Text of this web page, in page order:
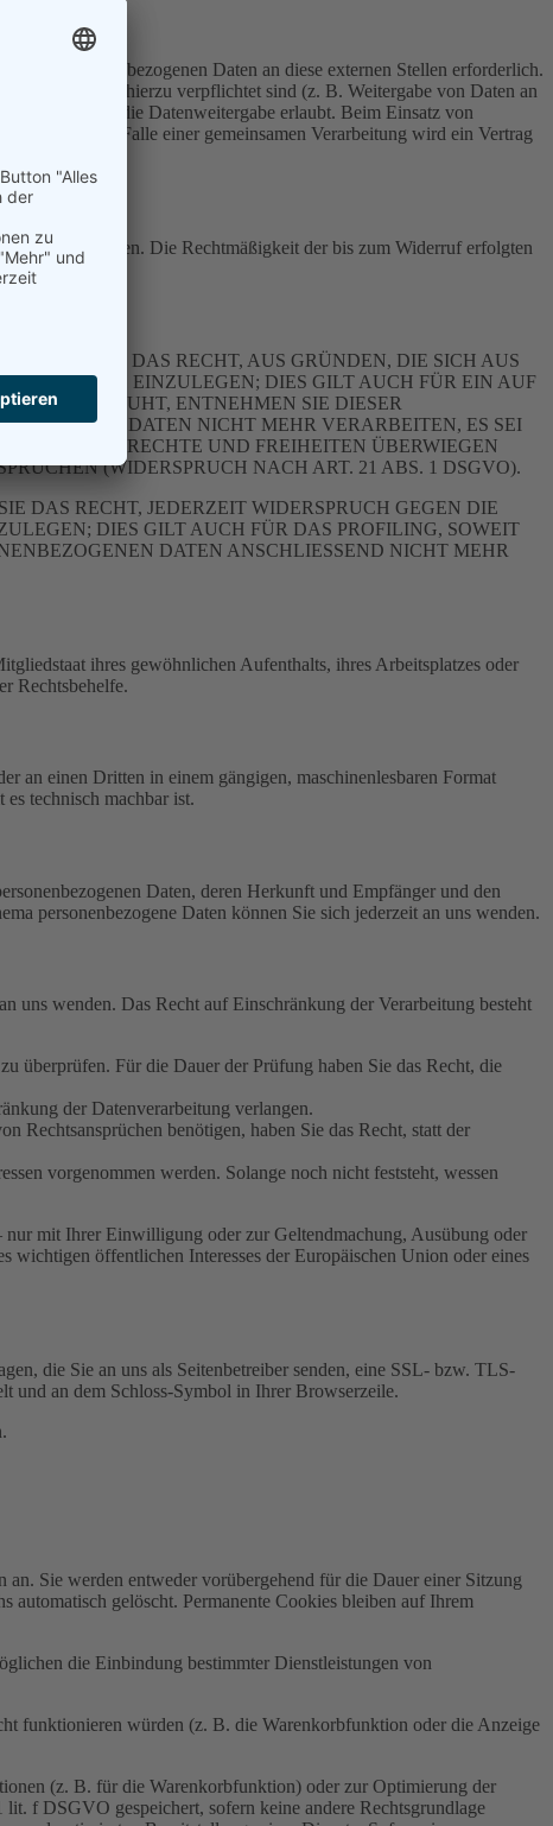
von personenbezogenen Daten an diese externen Stellen erforderlich.
wir gesetzlich hierzu verpflichtet sind (z. B. Weitergabe von Daten an
die Datenweitergabe erlaubt. Beim Einsatz von
weiter. Im Falle einer gemeinsamen Verarbeitung wird ein Vertrag
widerrufen. Die Rechtmäßigkeit der bis zum Widerruf erfolgten
JEDERZEIT DAS RECHT, AUS GRÜNDEN, DIE SICH AUS
EINZULEGEN; DIES GILT AUCH FÜR EIN AUF
BERUHT, ENTNEHMEN SIE DIESER
DATEN NICHT MEHR VERARBEITEN, ES SEI
RECHTE UND FREIHEITEN ÜBERWIEGEN
(WIDERSPRUCH NACH ART. 21 ABS. 1 DSGVO).
DAS RECHT, JEDERZEIT WIDERSPRUCH GEGEN DIE
DIES GILT AUCH FÜR DAS PROFILING, SOWEIT
DATEN ANSCHLIESSEND NICHT MEHR
ihres gewöhnlichen Aufenthalts, ihres Arbeitsplatzes oder
Rechtsbehelfe.
an einen Dritten in einem gängigen, maschinenlesbaren Format
technisch machbar ist.
Daten, deren Herkunft und Empfänger und den
personenbezogene Daten können Sie sich jederzeit an uns wenden.
uns wenden. Das Recht auf Einschränkung der Verarbeitung besteht
überprüfen. Für die Dauer der Prüfung haben Sie das Recht, die
der Datenverarbeitung verlangen.
Rechtsansprüchen benötigen, haben Sie das Recht, statt der
vorgenommen werden. Solange noch nicht feststeht, wessen
nur mit Ihrer Einwilligung oder zur Geltendmachung, Ausübung oder
wichtigen öffentlichen Interesses der Europäischen Union oder eines
die Sie an uns als Seitenbetreiber senden, eine SSL- bzw. TLS-
und an dem Schloss-Symbol in Ihrer Browserzeile.
Sie werden entweder vorübergehend für die Dauer einer Sitzung
automatisch gelöscht. Permanente Cookies bleiben auf Ihrem
die Einbindung bestimmter Dienstleistungen von
funktionieren würden (z. B. die Warenkorbfunktion oder die Anzeige
(z. B. für die Warenkorbfunktion) oder zur Optimierung der
f DSGVO gespeichert, sofern keine andere Rechtsgrundlage